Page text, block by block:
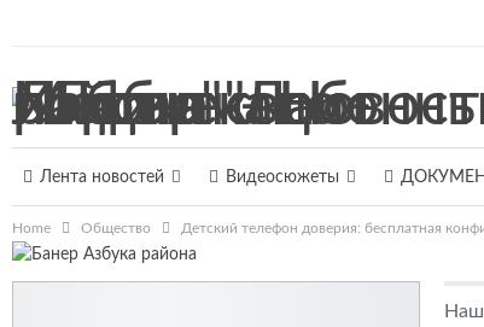
Лента новостей Видеосюжеты
Home Общество Детский телефон доверия: бесплатная
Наш